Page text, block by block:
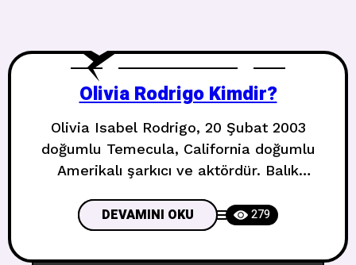
Olivia Rodrigo Kimdir?
Olivia Isabel Rodrigo, 20 Şubat 2003
doğumlu Temecula, California doğumlu
Amerikalı şarkıcı ve aktördür. Balık
Bizaardvark‘taki Paige Olvera ve Disney+
dizisi High School Musical: The Musical:
The Series‘deki Nini Salazar-Roberts
DEVAMINI OKU 279